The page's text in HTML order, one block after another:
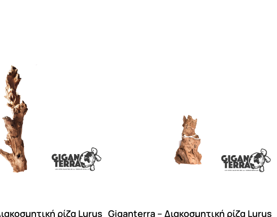
ρίζα Lurus Giganterra – Διακοσμητική ρίζα Lurus